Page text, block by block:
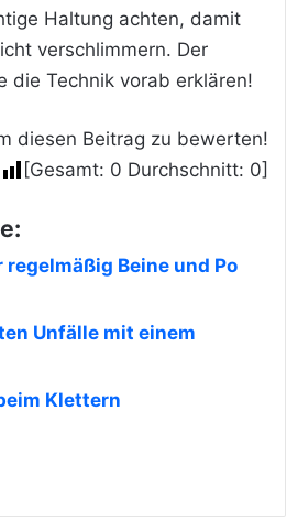
Haltung achten, damit
verschlimmern. Der
die Technik vorab erklären!
diesen Beitrag zu bewerten!
[Gesamt: 0 Durchschnitt: 0]
Beine und Po
Unfälle mit einem
Klettern